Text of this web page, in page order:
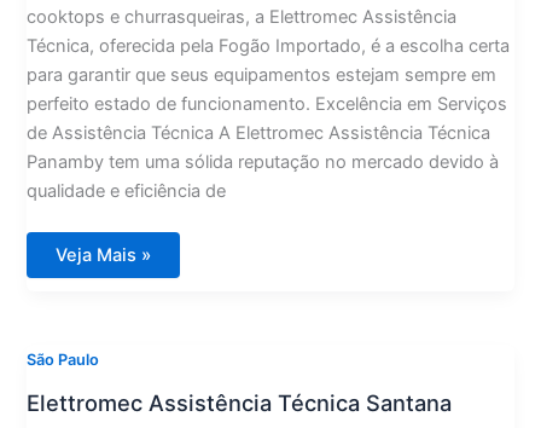
cooktops e churrasqueiras, a Elettromec Assistência
Técnica, oferecida pela Fogão Importado, é a escolha certa
para garantir que seus equipamentos estejam sempre em
perfeito estado de funcionamento. Excelência em Serviços
de Assistência Técnica A Elettromec Assistência Técnica
Panamby tem uma sólida reputação no mercado devido à
qualidade e eficiência de
Elettromec
Assistência
Veja Mais »
São Paulo
Elettromec Assistência Técnica Santana